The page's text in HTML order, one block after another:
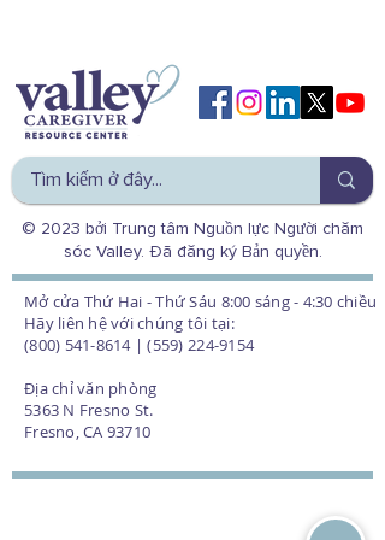
© 2023 bởi Trung tâm Nguồn lực Người chăm
sóc Valley. Đã đăng ký Bản quyền.
Mở cửa Thứ Hai - Thứ Sáu 8:00 sáng - 4:30 chiều
Hãy liên hệ với chúng tôi tại:
(800) 541-8614 | (559) 224-9154
Địa chỉ văn phòng
5363 N Fresno St.
Fresno, CA 93710